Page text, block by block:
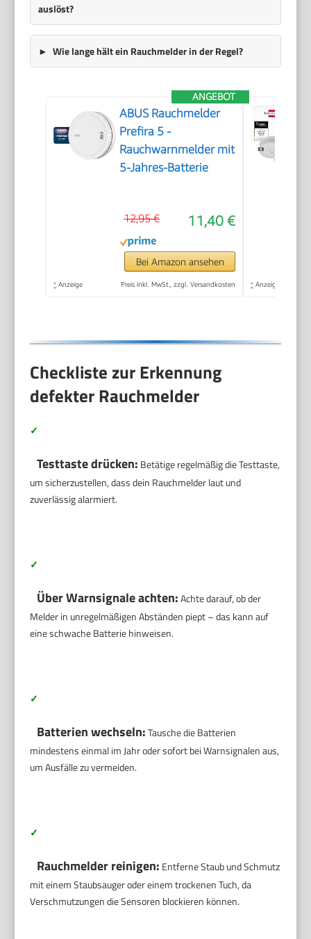
auslöst?
Wie lange hält ein Rauchmelder in der Regel?
ANGEBOT
ABUS Rauchmelder
Prefira 5 -
Rauchwarnmelder mit
5-Jahres-Batterie
11,40 €
12,95 €
Bei Amazon ansehen
* Anzeige Preis inkl. MwSt., zzgl. Versandkosten * Anzeige
Checkliste zur Erkennung
defekter Rauchmelder
✓
Testtaste drücken: Betätige regelmäßig die Testtaste,
um sicherzustellen, dass dein Rauchmelder laut und
zuverlässig alarmiert.
✓
Über Warnsignale achten:Achte darauf, ob der
Melder in unregelmäßigen Abständen piept – das kann auf
eine schwache Batterie hinweisen.
✓
Batterien wechseln:Tausche die Batterien
mindestens einmal im Jahr oder sofort bei Warnsignalen aus,
um Ausfälle zu vermeiden.
✓
Rauchmelder reinigen: Entferne Staub und Schmutz
mit einem Staubsauger oder einem trockenen Tuch, da
Verschmutzungen die Sensoren blockieren können.